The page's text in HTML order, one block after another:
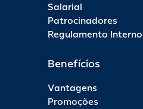
Salarial
Patrocinadores
Regulamento Interno
Benefícios
Vantagens
Promoções